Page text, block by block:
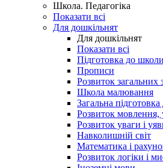
Школа. Педагогіка
Показати всі
Для дошкільнят
Для дошкільнят
Показати всі
Підготовка до
Прописи
Розвиток загальних
Школа малювання
Загальна
Розвиток мовлення,
Розвиток уваги і
Навколишній світ
Математика і
Розвиток логіки і